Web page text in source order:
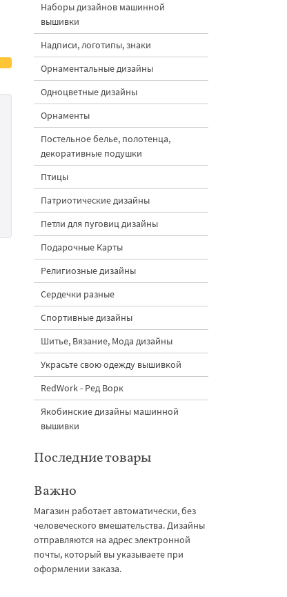
Наборы дизайнов машинной
вышивки
Надписи, логотипы, знаки
Орнаментальные дизайны
Одноцветные дизайны
Орнаменты
Постельное белье, полотенца,
декоративные подушки
Птицы
Патриотические дизайны
Петли для пуговиц дизайны
Подарочные Карты
Религиозные дизайны
Сердечки разные
Спортивные дизайны
Шитье, Вязание, Мода дизайны
Украсьте свою одежду вышивкой
RedWork - Ред Ворк
Якобинские дизайны машинной
вышивки
Последние товары
Важно
Магазин работает автоматически, без
человеческого вмешательства. Дизайны
отправляются на адрес электронной
почты, который вы указываете при
оформлении заказа.